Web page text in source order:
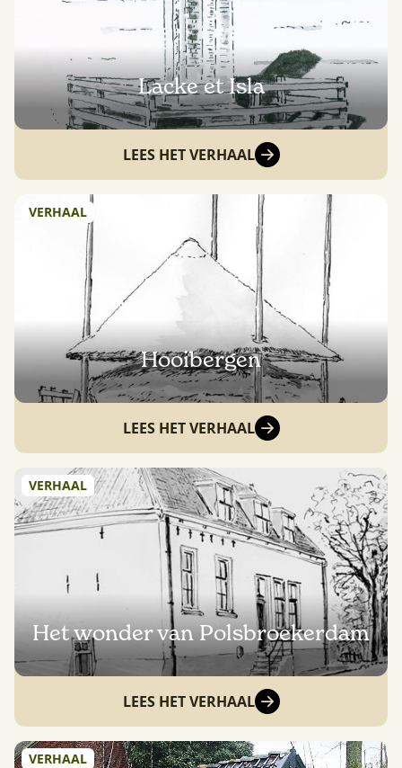
Lacke et Isla
LEES HET VERHAAL
VERHAAL
Hooibergen
LEES HET VERHAAL
VERHAAL
Het wonder van Polsbroekerdam
LEES HET VERHAAL
VERHAAL